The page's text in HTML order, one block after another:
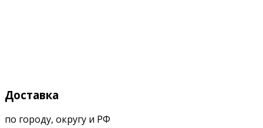
Доставка
по городу, округу и РФ